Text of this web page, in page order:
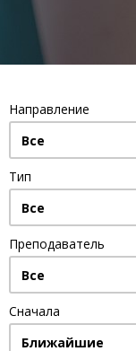
Направление
Тип
Преподаватель
Сначала